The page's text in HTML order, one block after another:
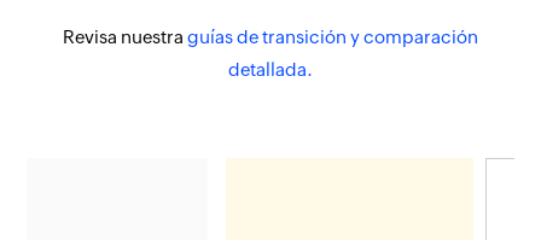
Revisa nuestra guías de transición y comparación
detallada.